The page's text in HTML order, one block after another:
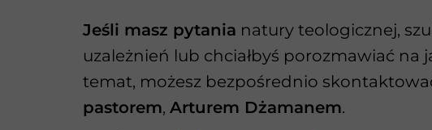
Jeśli masz pytania natury teologicznej,
uzależnień lub chciałbyś porozmawiać na
temat, możesz bezpośrednio
pastorem, Arturem Dżamanem.